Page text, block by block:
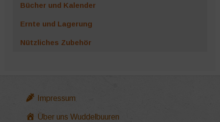
Bücher und Kalender
Ernte und Lagerung
Nützliches Zubehör
Impressum
Über uns Wuddelbuuren